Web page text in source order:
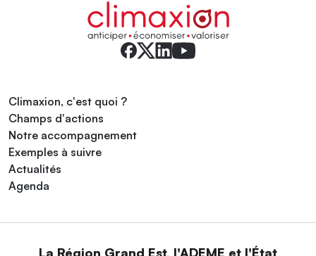
Climaxion, c'est quoi ?
Champs d'actions
Notre accompagnement
Exemples à suivre
Actualités
Agenda
La Région Grand Est, l'ADEME et l'État